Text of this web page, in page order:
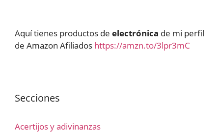
Aquí tienes productos de electrónica de mi perfil
de Amazon Afiliados https://amzn.to/3lpr3mC
Secciones
Acertijos y adivinanzas